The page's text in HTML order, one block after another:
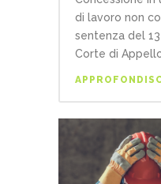
di lavoro non
sentenza del
Corte di Appello